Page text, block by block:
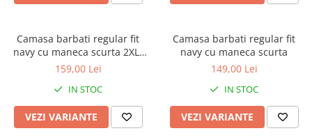
Camasa barbati regular fit
navy cu maneca scurta 2XL-
3XL
159,00 Lei
IN STOC
VEZI VARIANTE
Camasa barbati regular fit
navy cu maneca scurta
149,00 Lei
IN STOC
VEZI VARIANTE